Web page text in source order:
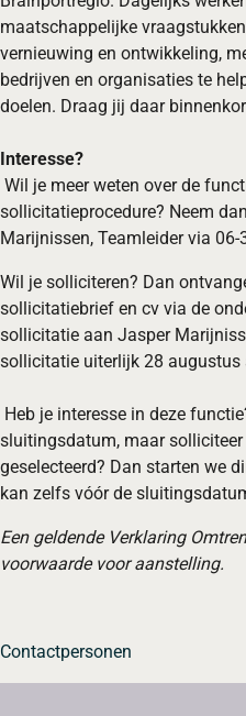
maatschappelijke
vernieuwing en ontwikkeling,
bedrijven en organisaties te
doelen. Draag jij daar
Interesse?
Wil je meer weten over de
sollicitatieprocedure? Neem
Marijnissen, Teamleider via 06-
Wil je solliciteren? Dan
sollicitatiebrief en cv via de
sollicitatie aan Jasper
sollicitatie uiterlijk 28 augustus
Heb je interesse in deze
sluitingsdatum, maar
geselecteerd? Dan starten we
kan zelfs vóór de
Een geldende Verklaring
voorwaarde voor aanstelling.
Contactpersonen